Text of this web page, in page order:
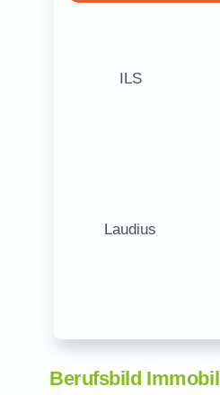
ILS
Laudius
Berufsbild